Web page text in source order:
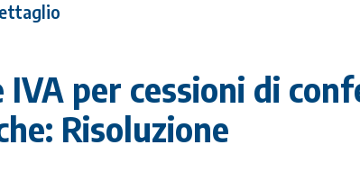
per cessioni di
Risoluzione